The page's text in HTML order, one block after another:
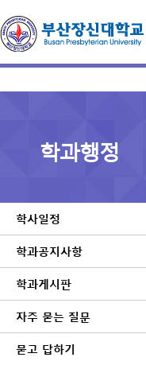
학과행정
학사일정
학과공지사항
학과게시판
자주 묻는 질문
묻고 답하기